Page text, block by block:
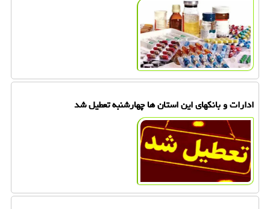
ادارات و بانکهای این استان ها چهارشنبه تعطیل شد